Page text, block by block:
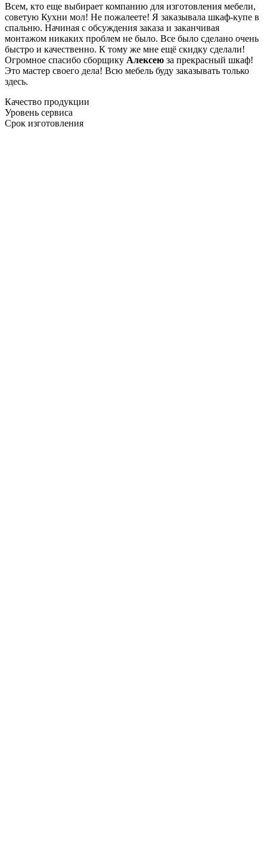
Всем, кто еще выбирает компанию для изготовления мебели,
советую Кухни мол! Не пожалеете! Я заказывала шкаф-купе в
спальню. Начиная с обсуждения заказа и заканчивая
монтажом никаких проблем не было. Все было сделано очень
быстро и качественно. К тому же мне ещё скидку сделали!
Огромное спасибо сборщику Алексею за прекрасный шкаф!
Это мастер своего дела! Всю мебель буду заказывать только
здесь.
Качество продукции
Уровень сервиса
Срок изготовления